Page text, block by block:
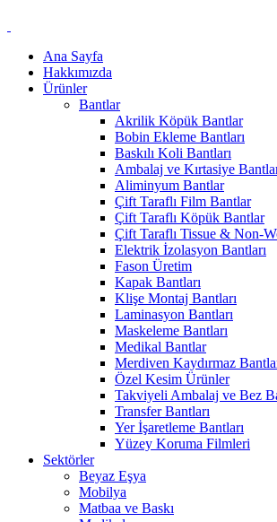
Ana Sayfa
Hakkımızda
Ürünler
Bantlar
Akrilik Köpük Bantlar
Bobin Ekleme Bantları
Baskılı Koli Bantları
Ambalaj ve Kırtasiye
Aliminyum Bantlar
Çift Taraflı Film Bantlar
Çift Taraflı Köpük Bantlar
Çift Taraflı Tissue & Non-
Elektrik İzolasyon Bantları
Fason Üretim
Kapak Bantları
Klişe Montaj Bantları
Laminasyon Bantları
Maskeleme Bantları
Medikal Bantlar
Merdiven Kaydırmaz
Özel Kesim Ürünler
Takviyeli Ambalaj ve Bez
Transfer Bantları
Yer İşaretleme Bantları
Yüzey Koruma Filmleri
Sektörler
Beyaz Eşya
Mobilya
Matbaa ve Baskı